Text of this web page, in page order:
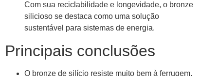
Com sua reciclabilidade e longevidade, o bronze
silicioso se destaca como uma solução
sustentável para sistemas de energia.
Principais conclusões
O bronze de silício resiste muito bem à ferrugem,